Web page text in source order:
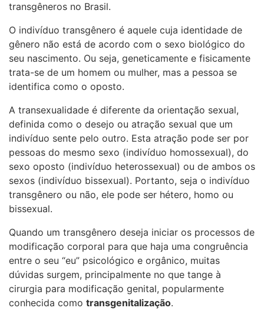
transgêneros no Brasil.
O indivíduo transgênero é aquele cuja identidade de
gênero não está de acordo com o sexo biológico do
seu nascimento. Ou seja, geneticamente e fisicamente
trata-se de um homem ou mulher, mas a pessoa se
identifica como o oposto.
A transexualidade é diferente da orientação sexual,
definida como o desejo ou atração sexual que um
indivíduo sente pelo outro. Esta atração pode ser por
pessoas do mesmo sexo (indivíduo homossexual), do
sexo oposto (indivíduo heterossexual) ou de ambos os
sexos (indivíduo bissexual). Portanto, seja o indivíduo
transgênero ou não, ele pode ser hétero, homo ou
bissexual.
Quando um transgênero deseja iniciar os processos de
modificação corporal para que haja uma congruência
entre o seu “eu” psicológico e orgânico, muitas
dúvidas surgem, principalmente no que tange à
cirurgia para modificação genital, popularmente
conhecida como transgenitalização.